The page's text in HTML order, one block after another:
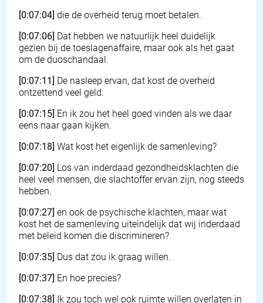
[0:07:04] die de overheid terug moet betalen.
[0:07:06] Dat hebben we natuurlijk heel duidelijk
gezien bij de toeslagenaffaire, maar ook als het gaat
om de duoschandaal.
[0:07:11] De nasleep ervan, dat kost de overheid
ontzettend veel geld.
[0:07:15] En ik zou het heel goed vinden als we daar
eens naar gaan kijken.
[0:07:18] Wat kost het eigenlijk de samenleving?
[0:07:20] Los van inderdaad gezondheidsklachten die
heel veel mensen, die slachtoffer ervan zijn, nog steeds
hebben.
[0:07:27] en ook de psychische klachten, maar wat
kost het de samenleving uiteindelijk dat wij inderdaad
met beleid komen die discrimineren?
[0:07:35] Dus dat zou ik graag willen.
[0:07:37] En hoe precies?
[0:07:38] Ik zou toch wel ook ruimte willen overlaten in